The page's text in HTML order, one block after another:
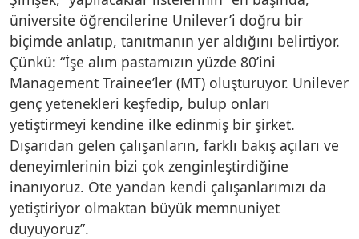
üniversite öğrencilerine Unilever’i doğru bir
biçimde anlatıp, tanıtmanın yer aldığını belirtiyor.
Çünkü: “İşe alım pastamızın yüzde 80’ini
Management Trainee’ler (MT) oluşturuyor. Unilever
genç yetenekleri keşfedip, bulup onları
yetiştirmeyi kendine ilke edinmiş bir şirket.
Dışarıdan gelen çalışanların, farklı bakış açıları ve
deneyimlerinin bizi çok zenginleştirdiğine
inanıyoruz. Öte yandan kendi çalışanlarımızı da
yetiştiriyor olmaktan büyük memnuniyet
duyuyoruz”.